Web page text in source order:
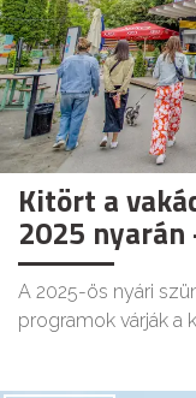
Kitört a
2025
A 2025-ös nyári
programok várják a